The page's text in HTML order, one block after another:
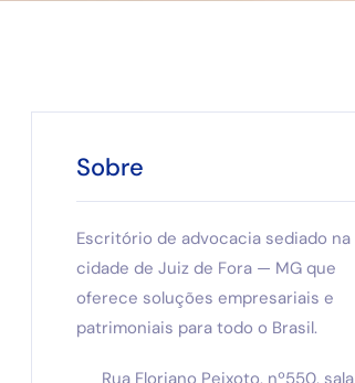
Sobre
Escritório de advocacia sediado na
cidade de Juiz de Fora — MG que
oferece soluções empresariais e
patrimoniais para todo o Brasil.